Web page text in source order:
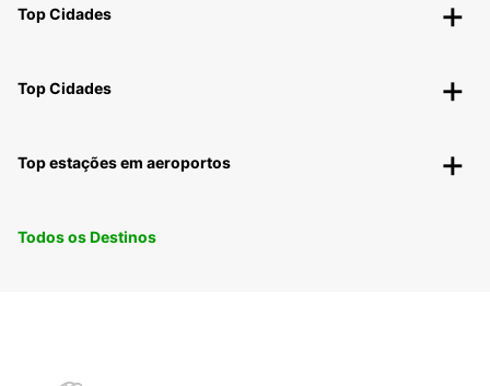
Top Cidades
Top Cidades
Top estações em aeroportos
Todos os Destinos